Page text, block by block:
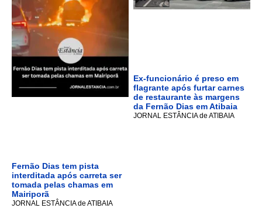
Fernão Dias tem pista
interditada após carreta ser
tomada pelas chamas em
Mairiporã
JORNAL ESTÂNCIA de ATIBAIA
Ex-funcionário é preso em
flagrante após furtar carnes
de restaurante às margens
da Fernão Dias em Atibaia
JORNAL ESTÂNCIA de ATIBAIA